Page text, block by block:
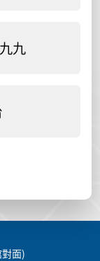
九
面)